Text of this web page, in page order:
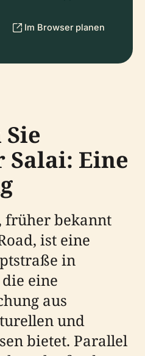
Im Browser planen
Eine
früher bekannt
ist eine
in
eine
aus
und
bietet. Parallel